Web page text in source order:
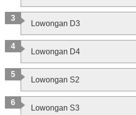
Lowongan D3
Lowongan D4
Lowongan S2
Lowongan S3